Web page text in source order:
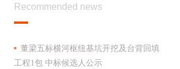
Recommended news
董梁五标横河枢纽基坑开挖及台背回填
工程1包 中标候选人公示